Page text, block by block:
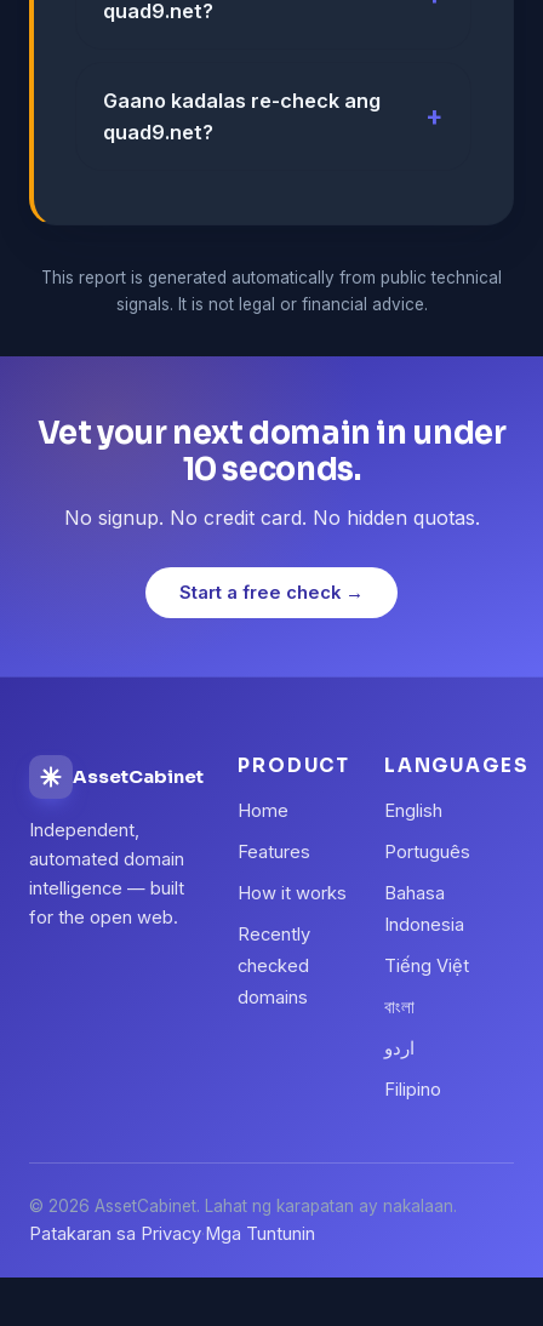
quad9.net?
Gaano kadalas re-check ang
quad9.net?
This report is generated automatically from public technical
signals. It is not legal or financial advice.
Vet your next domain in under
10 seconds.
No signup. No credit card. No hidden quotas.
Start a free check →
AssetCabinet
Independent,
automated domain
intelligence — built
for the open web.
PRODUCT
Home
Features
How it works
Recently
checked
domains
LANGUAGES
English
Português
Bahasa
Indonesia
Tiếng Việt
বাংলা
اردو
Filipino
© 2026 AssetCabinet. Lahat ng karapatan ay nakalaan.
Patakaran sa Privacy·Mga Tuntunin